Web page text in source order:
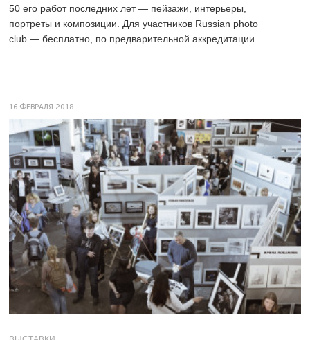
50 его работ последних лет — пейзажи, интерьеры,
портреты и композиции. Для участников Russian photo
club — бесплатно, по предварительной аккредитации.
16 ФЕВРАЛЯ 2018